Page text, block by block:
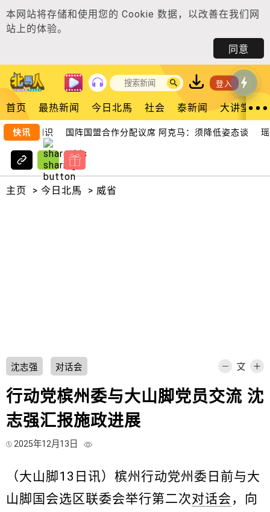
本网站将存储和使用您的 Cookie 数据，以改善在我们网
站上的体验。
同意
登入
首页 最热新闻 今日北馬 社会 泰新闻 大讲堂
快讯
握知识 国阵国盟合作分配议席 阿克马：须降低姿态谈 瑶
主页 > 今日北馬 > 威省
沈志强 对话会
行动党槟州委与大山脚党员交流 沈
志强汇报施政进展
2025年12月13日
（大山脚13日讯）槟州行动党州委日前与大
山脚国会选区联委会举行第二次对话会 ，向